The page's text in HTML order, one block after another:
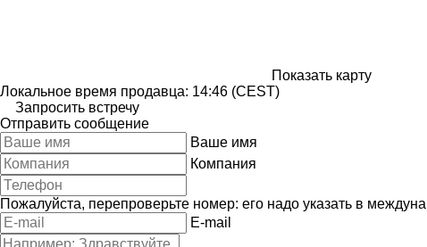
Показать карту
Локальное время продавца: 14:46 (CEST)
Запросить встречу
Отправить сообщение
Ваше имя
Компания
Пожалуйста, перепроверьте номер: его надо указать в
E-mail